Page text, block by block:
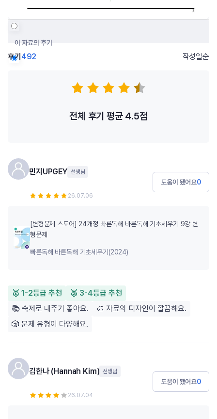
이 자료의 후기
후기 492 작성일순
전체 후기 평균 4.5점
민지UPGEY 선생님
26.07.06
도움이 됐어요0
[변형문제 스토어] 24개정 빠른독해 바른독해 기초세우기 9강 변
형문제
빠른독해 바른독해 기초세우기(2024)
🥇 1-2등급 추천
🥈 3-4등급 추천
📚 숙제로 내주기 좋아요.
🎨 자료의 디자인이 깔끔해요.
🎲 문제 유형이 다양해요.
김한나 (Hannah Kim) 선생님
26.07.04
도움이 됐어요0